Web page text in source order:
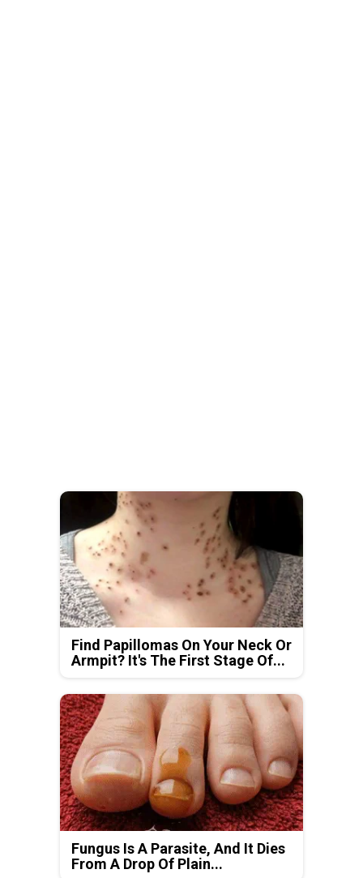
Find Papillomas On Your Neck Or
Armpit? It's The First Stage Of...
Fungus Is A Parasite, And It Dies
From A Drop Of Plain...